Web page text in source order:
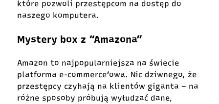
które pozwoli przestępcom na dostęp do
naszego komputera.
Mystery box z “Amazona”
Amazon to najpopularniejsza na świecie
platforma e-commerce’owa. Nic dziwnego, że
przestępcy czyhają na klientów giganta – na
różne sposoby próbują wyłudzać dane,